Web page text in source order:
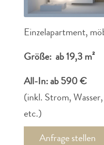
Einzelapartment,
Größe: ab 19,3 m²
All-In: ab 590 €
(inkl. Strom,
etc.)
Anfrage stellen